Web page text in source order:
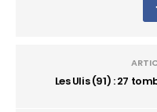
Les Ulis (91) : 27